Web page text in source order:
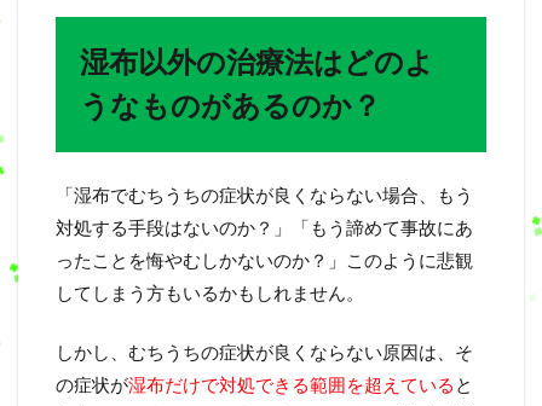
湿布以外の治療法はどのよ
うなものがあるのか？
「湿布でむちうちの症状が良くならない場合、もう
対処する手段はないのか？」「もう諦めて事故にあ
ったことを悔やむしかないのか？」このように悲観
してしまう方もいるかもしれません。
しかし、むちうちの症状が良くならない原因は、そ
の症状が湿布だけで対処できる範囲を超えている と